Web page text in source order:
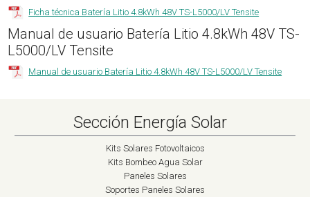
Ficha técnica Batería Litio 4.8kWh 48V TS-L5000/LV Tensite
Manual de usuario Batería Litio 4.8kWh 48V TS-
L5000/LV Tensite
Manual de usuario Batería Litio 4.8kWh 48V TS-L5000/LV Tensite
Sección Energía Solar
Kits Solares Fotovoltaicos
Kits Bombeo Agua Solar
Paneles Solares
Soportes Paneles Solares